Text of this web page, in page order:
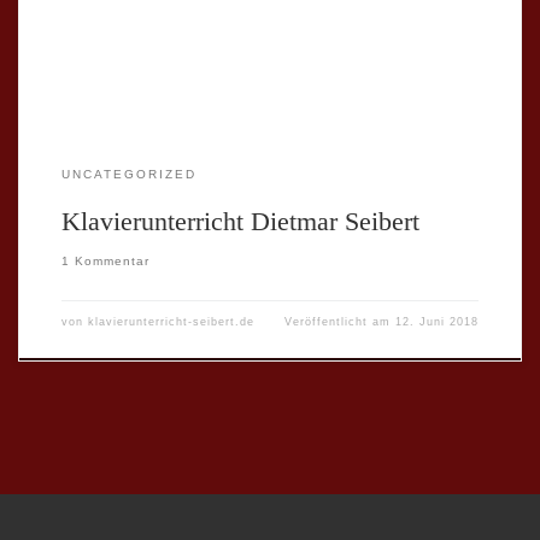
UNCATEGORIZED
Klavierunterricht Dietmar Seibert
1 Kommentar
von klavierunterricht-seibert.de Veröffentlicht am 12. Juni 2018